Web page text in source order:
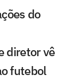
do
diretor vê
futebol